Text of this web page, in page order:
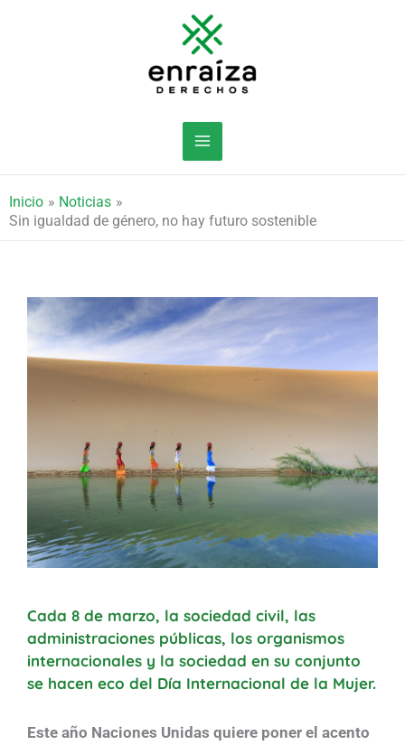
Inicio
Noticias
Sin igualdad de género, no hay futuro sostenible
Cada 8 de marzo, la sociedad civil, las
administraciones públicas, los organismos
internacionales y la sociedad en su conjunto
se hacen eco del Día Internacional de la Mujer.
Este año Naciones Unidas quiere poner el acento